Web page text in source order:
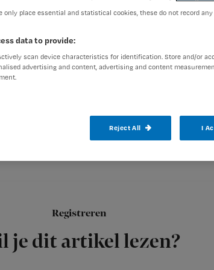
Auteur:
Registreren
je dit artikel lezen?
en verzorgingshuizen
waskosten of wat er voor
van de Consumentenbond onder 120
only place essential and statistical cookies, these do not record
data to provide:
scan device characteristics for identification. Store and/or
advertising and content, advertising and content
Reject All I